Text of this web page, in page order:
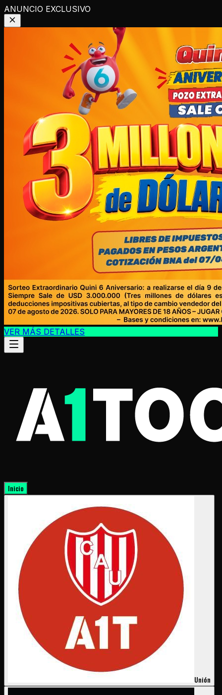
ANUNCIO EXCLUSIVO
VER MÁS DETALLES
Inicio
Unión